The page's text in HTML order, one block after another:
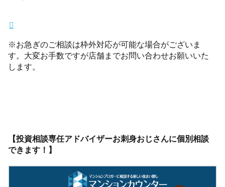
※お急ぎのご相談は枠外対応が可能な場合がございま
す。大変お手数ですが店舗までお問い合わせお願いいた
します。
【投資相談専任アドバイザーお刺身おじさんに個別相談
できます！】